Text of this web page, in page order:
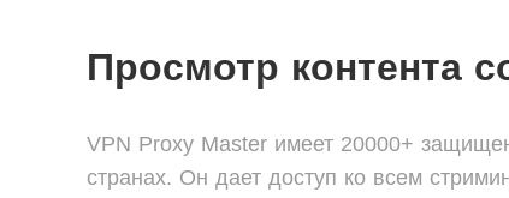
Просмотр контента
VPN Proxy Master имеет 20000+
странах. Он дает доступ ко всем